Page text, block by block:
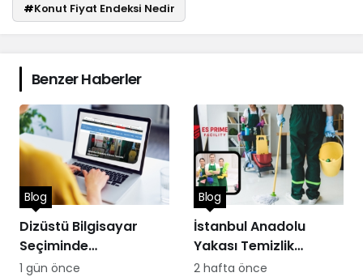
#Konut Fiyat Endeksi Nedir
Benzer Haberler
Dizüstü Bilgisayar
Seçiminde
Performans
Blog
1 gün önce
İstanbul Anadolu
Yakası Temizlik
Hizmetleri
Blog
2 hafta önce